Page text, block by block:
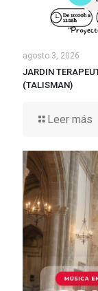
agosto 3, 2026
JARDIN
(TALISMAN)
Leer más